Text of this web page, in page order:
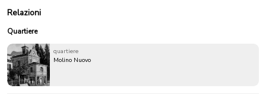
Relazioni
Quartiere
quartiere
Molino Nuovo